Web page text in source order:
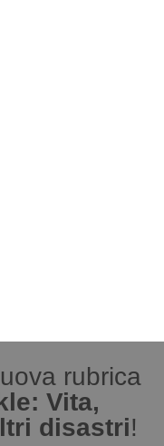
rubrica
Vita,
disastri!